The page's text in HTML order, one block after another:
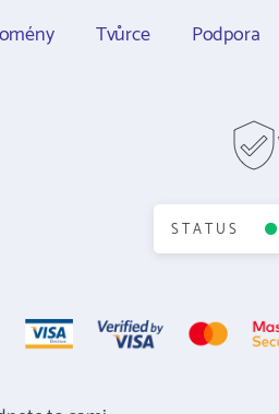
Tvůrce Podpora
STATUS